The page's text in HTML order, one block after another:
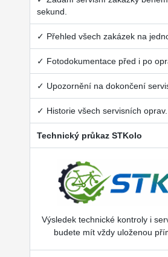
sekund.
✓ Přehled všech zakázek na
✓ Fotodokumentace před i po
✓ Upozornění na dokončení
✓ Historie všech servisních oprav.
Technický průkaz STKolo
Výsledek technické kontroly i
budete mít vždy uloženou